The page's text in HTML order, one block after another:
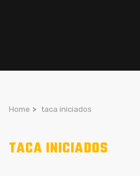
Home > taca iniciados
TACA INICIADOS